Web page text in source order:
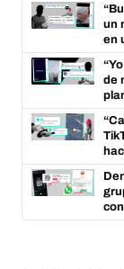
un
en
de